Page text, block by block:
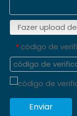
Fazer upload
* código de
Enviar